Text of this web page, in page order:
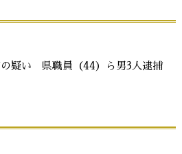
の疑い 県職員（44）ら男3人逮捕